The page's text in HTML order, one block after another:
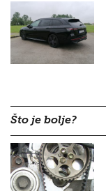
Što je bolje?